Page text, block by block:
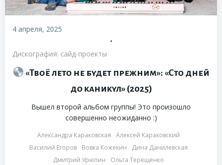
4 апреля, 2025
•
Дискография: сайд-проекты
«Твоё лето не будет прежним»: «Сто дней
до каникул» (2025)
Вышел второй альбом группы! Это произошло
совершенно неожиданно :)
Александра Караковская
Алексей Караковский
Василий Егоров
Вовка Кожекин
Дина Данилевская
Дмитрий Урюпин
Ольга Терещенко